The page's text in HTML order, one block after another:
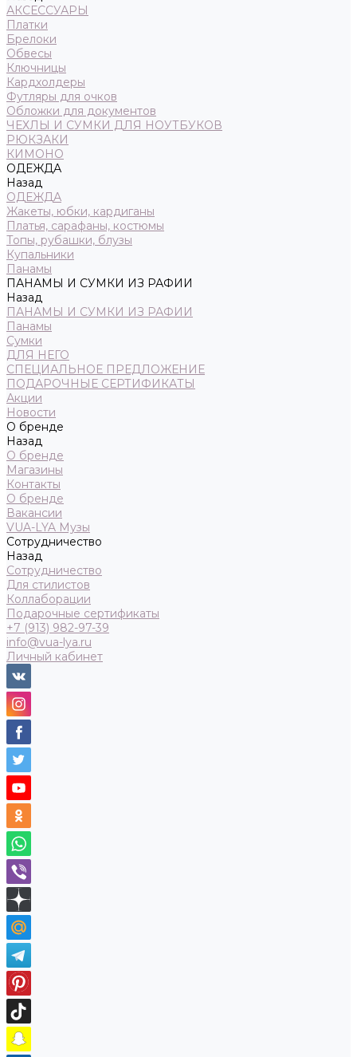
АКСЕССУАРЫ
Платки
Брелоки
Обвесы
Ключницы
Кардхолдеры
Футляры для очков
Обложки для документов
ЧЕХЛЫ И СУМКИ ДЛЯ НОУТБУКОВ
РЮКЗАКИ
КИМОНО
ОДЕЖДА
Назад
ОДЕЖДА
Жакеты, юбки, кардиганы
Платья, сарафаны, костюмы
Топы, рубашки, блузы
Купальники
Панамы
ПАНАМЫ И СУМКИ ИЗ РАФИИ
Назад
ПАНАМЫ И СУМКИ ИЗ РАФИИ
Панамы
Сумки
ДЛЯ НЕГО
СПЕЦИАЛЬНОЕ ПРЕДЛОЖЕНИЕ
ПОДАРОЧНЫЕ СЕРТИФИКАТЫ
Акции
Новости
О бренде
Назад
О бренде
Магазины
Контакты
О бренде
Вакансии
VUA-LYA Музы
Сотрудничество
Назад
Сотрудничество
Для стилистов
Коллаборации
Подарочные сертификаты
+7 (913) 982-97-39
info@vua-lya.ru
Личный кабинет